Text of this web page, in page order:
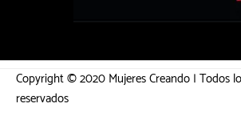
Copyright © 2020 Mujeres Creando | Todos
reservados